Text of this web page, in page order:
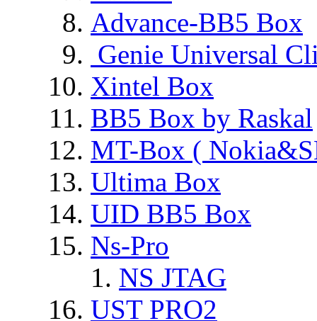
Advance-BB5 Box
Genie Universal
Xintel Box
BB5 Box by Raskal
MT-Box (
Ultima Box
UID BB5 Box
Ns-Pro
NS JTAG
UST PRO2